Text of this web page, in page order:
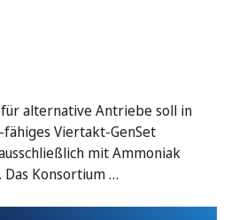
alternative Antriebe soll in
Viertakt-GenSet
mit Ammoniak
Konsortium …